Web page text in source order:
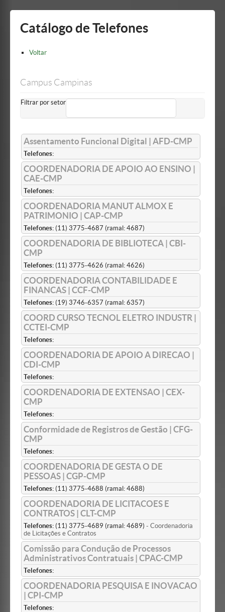
barra
Catálogo de Telefones
Voltar
Campus Campinas
Filtrar por setor
Assentamento Funcional Digital | AFD-CMP
Telefones:
COORDENADORIA DE APOIO AO ENSINO |
CAE-CMP
Telefones:
COORDENADORIA MANUT ALMOX E
PATRIMONIO | CAP-CMP
Telefones: (11) 3775-4687 (ramal: 4687)
COORDENADORIA DE BIBLIOTECA | CBI-
CMP
Telefones: (11) 3775-4626 (ramal: 4626)
COORDENADORIA CONTABILIDADE E
FINANCAS | CCF-CMP
Telefones: (19) 3746-6357 (ramal: 6357)
COORD CURSO TECNOL ELETRO INDUSTR |
CCTEI-CMP
Telefones:
COORDENADORIA DE APOIO A DIRECAO |
CDI-CMP
Telefones:
COORDENADORIA DE EXTENSAO | CEX-
CMP
Telefones:
Conformidade de Registros de Gestão | CFG-
CMP
Telefones:
COORDENADORIA DE GESTA O DE
PESSOAS | CGP-CMP
Telefones: (11) 3775-4688 (ramal: 4688)
COORDENADORIA DE LICITACOES E
CONTRATOS | CLT-CMP
Telefones: (11) 3775-4689 (ramal: 4689) - Coordenadoria
de Licitações e Contratos
Comissão para Condução de Processos
Administrativos Contratuais | CPAC-CMP
Telefones:
COORDENADORIA PESQUISA E INOVACAO
| CPI-CMP
Telefones: